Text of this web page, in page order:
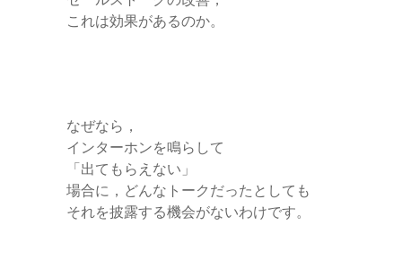
これは効果があるのか。
なぜなら，
インターホンを鳴らして
「出てもらえない」
場合に，どんなトークだったとしても
それを披露する機会がないわけです。